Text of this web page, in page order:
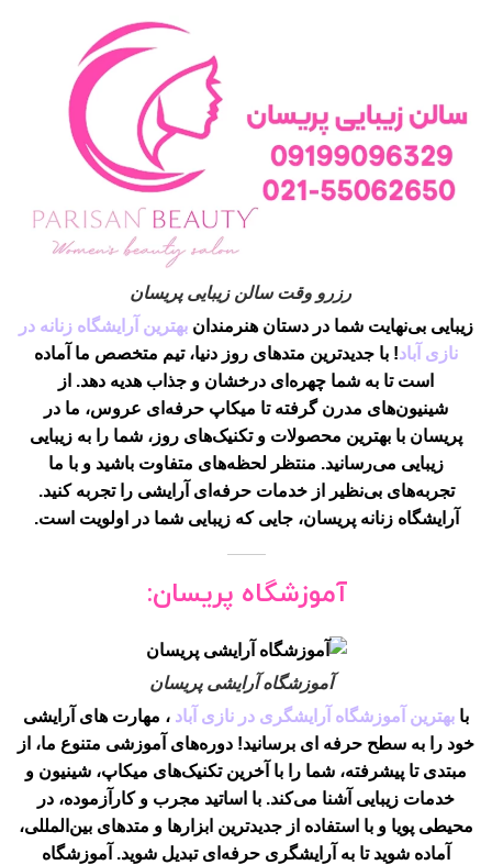
رزرو وقت سالن زیبایی پریسان
زیبایی بی‌نهایت شما در دستان هنرمندان بهترین آرایشگاه زنانه در
نازی آباد! با جدیدترین متدهای روز دنیا، تیم متخصص ما آماده
است تا به شما چهره‌ای درخشان و جذاب هدیه دهد. از
شینیون‌های مدرن گرفته تا میکاپ حرفه‌ای عروس، ما در
پریسان با بهترین محصولات و تکنیک‌های روز، شما را به زیبایی
زیبایی می‌رسانید. منتظر لحظه‌های متفاوت باشید و با ما
تجربه‌های بی‌نظیر از خدمات حرفه‌ای آرایشی را تجربه کنید.
آرایشگاه زنانه پریسان، جایی که زیبایی شما در اولویت است.
آموزشگاه پریسان:
آموزشگاه آرایشی پریسان
با بهترین آموزشگاه آرایشگری در نازی آباد ، مهارت های آرایشی
خود را به سطح حرفه ای برسانید! دوره‌های آموزشی متنوع ما، از
مبتدی تا پیشرفته، شما را با آخرین تکنیک‌های میکاپ، شینیون و
خدمات زیبایی آشنا می‌کند. با اساتید مجرب و کارآزموده، در
محیطی پویا و با استفاده از جدیدترین ابزارها و متدهای بین‌المللی،
آماده شوید تا به آرایشگری حرفه‌ای تبدیل شوید. آموزشگاه